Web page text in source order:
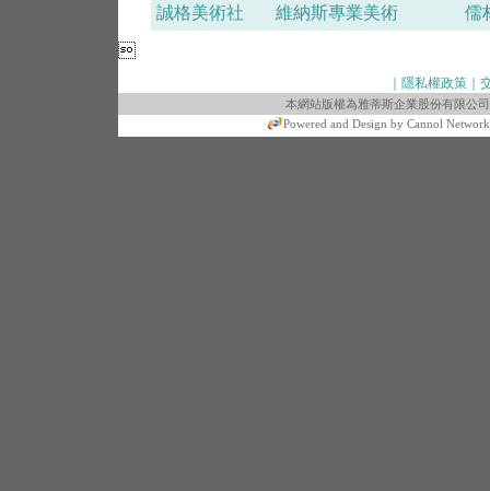
誠格美術社 維納斯專業美術 儒

｜隱私權政策
本網站版權為雅蒂斯企業股份有限公
Powered and Design by Cannol